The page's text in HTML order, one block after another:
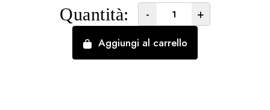
Quantità: - +
Aggiungi al carrello